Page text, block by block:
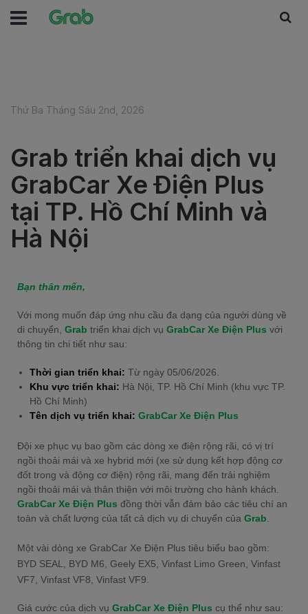
Thứ Ba Tháng Sáu 2nd, 2026
Grab triển khai dịch vụ
GrabCar Xe Điện Plus
tại TP. Hồ Chí Minh và
Hà Nội
Bạn thân mến,
Với mong muốn đáp ứng nhu cầu đa dạng của người dùng về
di chuyển, Grab triển khai dịch vụ GrabCar Xe Điện Plus với
thông tin chi tiết như sau:
Thời gian triển khai: Từ ngày 05/06/2026.
Khu vực triển khai: Hà Nội, TP. Hồ Chí Minh (khu vực TP.
Hồ Chí Minh)
Tên dịch vụ triển khai: GrabCar Xe Điện Plus
Đội xe phục vụ bao gồm các dòng xe điện rộng rãi, có vị trí
ngồi thoải mái và xe hybrid mới (xe sử dụng kết hợp động cơ
đốt trong và động cơ điện) rộng rãi, mang đến trải nghiệm
ngồi thoải mái và thân thiện với môi trường cho hành khách.
GrabCar Xe Điện Plus đồng thời vẫn đảm bảo các tiêu chí an
toàn và chất lượng của tất cả dịch vụ di chuyển của Grab
Một vài dòng xe GrabCar Xe Điện Plus tiêu biểu bao gồm:
BYD SEAL, BYD M6, Geely EX5, Vinfast Limo Green, Vinfast
VF7, Vinfast VF8, Vinfast VF9.
Giá cước của dịch vụ GrabCar Xe Điện Plus cụ thể như sau: